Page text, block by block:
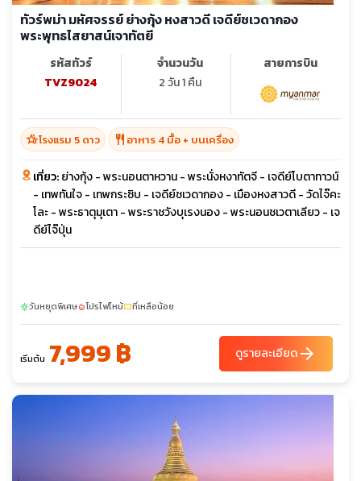
ทัวร์พม่า มหัศจรรย์ ย่างกุ้ง หงสาวดี เจดีย์ชเวดากอง
พระพุทธไสยาสน์เจาทัตยี
รหัสทัวร์
TVZ9024
จำนวนวัน
2 วัน 1 คืน
สายการบิน
hotel_classโรงแรม 5 ดาว restaurant อาหาร 4 มื้อ + บนเครื่อง
เที่ยว:ย่างกุ้ง - พระนอนตาหวาน - พระนั่งหงาทัตจี - เจดีย์โบตาทาวน์
- เทพทันใจ - เทพกระซิบ - เจดีย์ชเวดากอง - เมืองหงสาวดี - วัดไจ๊คะ
โละ - พระธาตุมุเตา - พระราชวังบุเรงนอง - พระนอนชเวตาเลียว - เจ
ดีย์ไจ๊ปุ่น
sunnyวันหยุดพิเศษlocal_fire_departmentโปรไฟไหม้confirmation_numberที่เหลือน้อย
เริ่มต้น 7,999 ฿ ดูรายละเอียดarrow_forward